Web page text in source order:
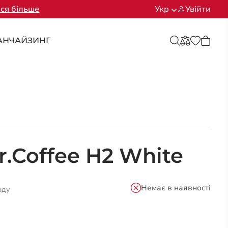
більше Укр Увійти
H2 White
Немає в наявності